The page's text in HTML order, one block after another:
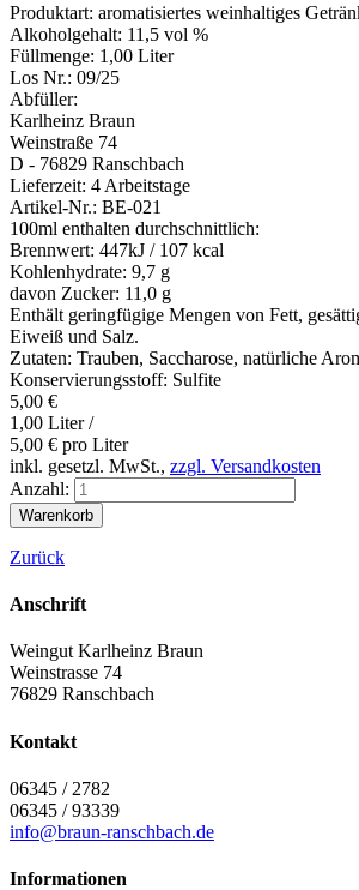
Produktart: aromatisiertes weinhaltiges
Alkoholgehalt: 11,5 vol %
Füllmenge: 1,00 Liter
Los Nr.: 09/25
Abfüller:
Karlheinz Braun
Weinstraße 74
D - 76829 Ranschbach
Lieferzeit: 4 Arbeitstage
Artikel-Nr.: BE-021
100ml enthalten durchschnittlich:
Brennwert: 447kJ / 107 kcal
Kohlenhydrate: 9,7 g
davon Zucker: 11,0 g
Enthält geringfügige Mengen von Fett,
Eiweiß und Salz.
Zutaten: Trauben, Saccharose, natürliche
Konservierungsstoff: Sulfite
5,00 €
1,00 Liter /
5,00 € pro Liter
inkl. gesetzl. MwSt., zzgl. Versandkosten
Anzahl:
Zurück
Anschrift
Weingut Karlheinz Braun
Weinstrasse 74
76829 Ranschbach
Kontakt
06345 / 2782
06345 / 93339
info@braun-ranschbach.de
Informationen